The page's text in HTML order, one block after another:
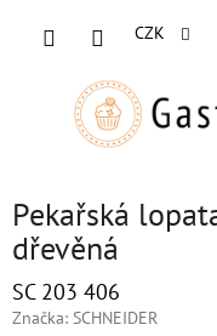
CZK
Pekařská
dřevěná
SC 203 406
Značka: SCHNEIDER